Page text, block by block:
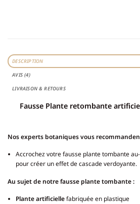
DESCRIPTION
AVIS (4)
LIVRAISON & RETOURS
Fausse Plante retombante
Nos experts botaniques vous
Accrochez votre fausse plante tombante
pour créer un effet de cascade verdoyante.
Au sujet de notre fausse plante tombante :
Plante artificiellefabriquée en plastique